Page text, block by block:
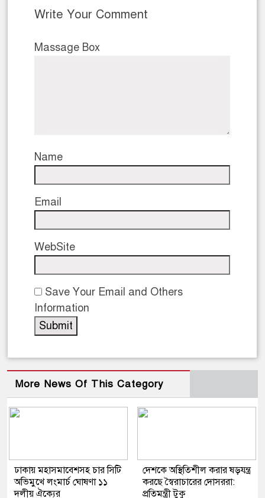
Write Your Comment
Massage Box
Name
Email
WebSite
Save Your Email and Others
Information
More News Of This Category
ঢাকায় মহাসমাবেশসহ চার সিটি
অভিমুখে লংমার্চ ঘোষণা ১১
দলীয় ঐক্যের
দেশকে অস্থিতিশীল করার ষড়যন্ত্র
করছে স্বৈরাচারের দোসররা:
প্রতিমন্ত্রী টুকু